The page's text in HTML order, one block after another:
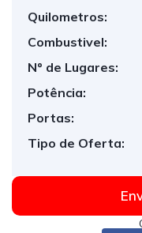
Quilometros:
Combustivel:
Nº de Lugares:
Potência:
Portas:
Tipo de Oferta: